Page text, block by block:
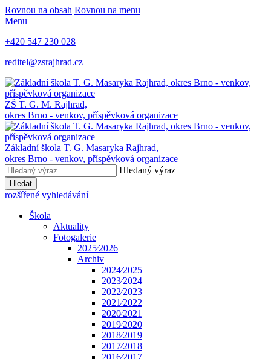
Rovnou na obsah Rovnou na menu
Menu
+420 547 230 028
reditel@zsrajhrad.cz
ZŠ T. G. M. Rajhrad,
okres Brno - venkov, příspěvková organizace
Základní škola T. G. Masaryka Rajhrad,
okres Brno - venkov, příspěvková organizace
Hledaný výraz
Hledat
rozšířené vyhledávání
Škola
Aktuality
Fotogalerie
2025⁄2026
Archiv
2024⁄2025
2023⁄2024
2022⁄2023
2021⁄2022
2020⁄2021
2019⁄2020
2018⁄2019
2017⁄2018
2016⁄2017